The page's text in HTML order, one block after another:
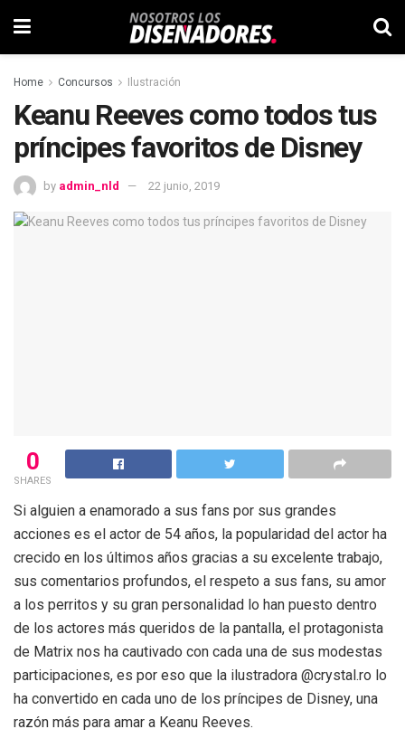
Home Concursos Ilustración
Keanu Reeves como todos tus
príncipes favoritos de Disney
by admin_nld 22 junio, 2019
0
SHARES
Si alguien a enamorado a sus fans por sus grandes
acciones es el actor de 54 años, la popularidad del actor ha
crecido en los últimos años gracias a su excelente trabajo,
sus comentarios profundos, el respeto a sus fans, su amor
a los perritos y su gran personalidad lo han puesto dentro
de los actores más queridos de la pantalla, el protagonista
de Matrix nos ha cautivado con cada una de sus modestas
participaciones, es por eso que la ilustradora @crystal.ro lo
ha convertido en cada uno de los príncipes de Disney, una
razón más para amar a Keanu Reeves.